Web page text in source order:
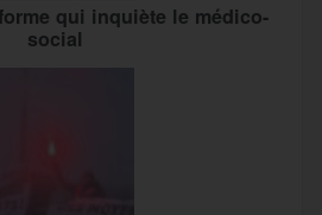
qui inquiète le médico-
social